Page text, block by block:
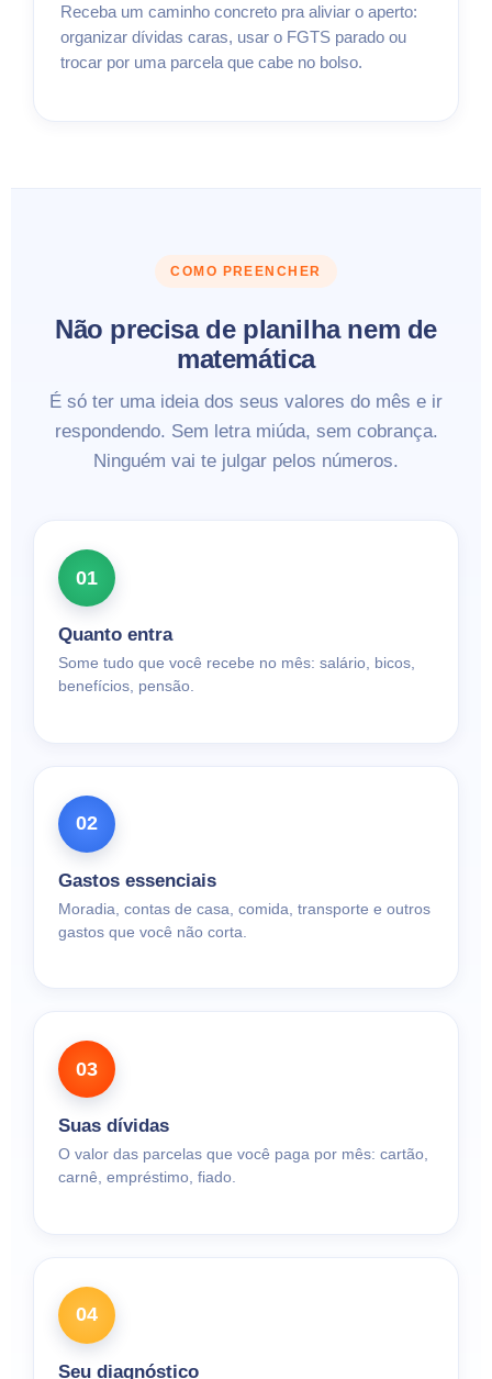
Receba um caminho concreto pra aliviar o aperto:
organizar dívidas caras, usar o FGTS parado ou
trocar por uma parcela que cabe no bolso.
COMO PREENCHER
Não precisa de planilha nem de
matemática
É só ter uma ideia dos seus valores do mês e ir
respondendo. Sem letra miúda, sem cobrança.
Ninguém vai te julgar pelos números.
01
Quanto entra
Some tudo que você recebe no mês: salário, bicos,
benefícios, pensão.
02
Gastos essenciais
Moradia, contas de casa, comida, transporte e outros
gastos que você não corta.
03
Suas dívidas
O valor das parcelas que você paga por mês: cartão,
carnê, empréstimo, fiado.
04
Seu diagnóstico